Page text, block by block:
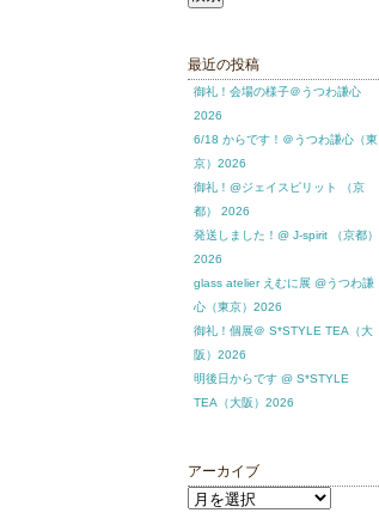
最近の投稿
御礼！会場の様子＠うつわ謙心
2026
6/18 からです！＠うつわ謙心（東
京）2026
御礼！@ジェイスピリット （京
都） 2026
発送しました！@ J-spirit （京都）
2026
glass atelier えむに展 @うつわ謙
心（東京）2026
御礼！個展＠ S*STYLE TEA（大
阪）2026
明後日からです @ S*STYLE
TEA（大阪）2026
アーカイブ
ア